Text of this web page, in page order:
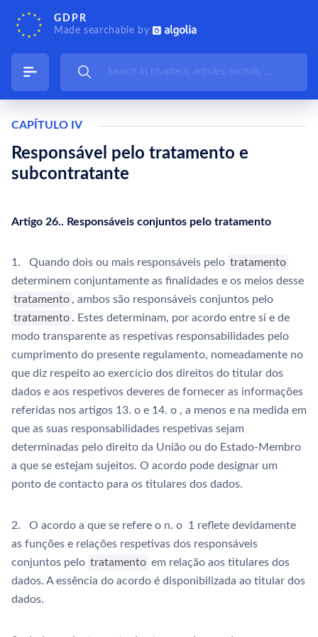
GDPR
Made searchable by
CAPÍTULO IV
Responsável pelo tratamento e
subcontratante
Artigo 26.. Responsáveis conjuntos pelo tratamento
1. Quando dois ou mais responsáveis pelo tratamento
determinem conjuntamente as finalidades e os meios desse
tratamento , ambos são responsáveis conjuntos pelo
tratamento . Estes determinam, por acordo entre si e de
modo transparente as respetivas responsabilidades pelo
cumprimento do presente regulamento, nomeadamente no
que diz respeito ao exercício dos direitos do titular dos
dados e aos respetivos deveres de fornecer as informações
referidas nos artigos 13. o e 14. o , a menos e na medida em
que as suas responsabilidades respetivas sejam
determinadas pelo direito da União ou do Estado-Membro
a que se estejam sujeitos. O acordo pode designar um
ponto de contacto para os titulares dos dados.
2. O acordo a que se refere o n. o 1 reflete devidamente
as funções e relações respetivas dos responsáveis
conjuntos pelo tratamento em relação aos titulares dos
dados. A essência do acordo é disponibilizada ao titular dos
dados.